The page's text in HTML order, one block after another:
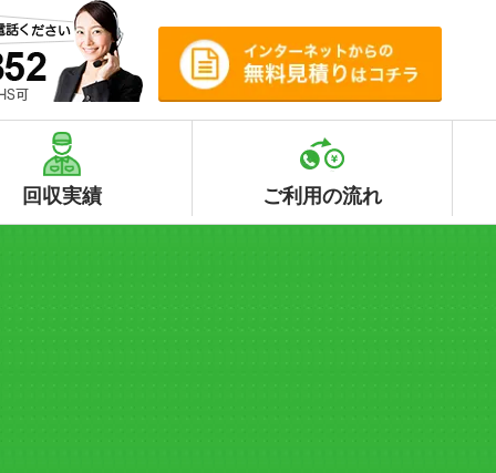
回収実績 ご利用の流れ